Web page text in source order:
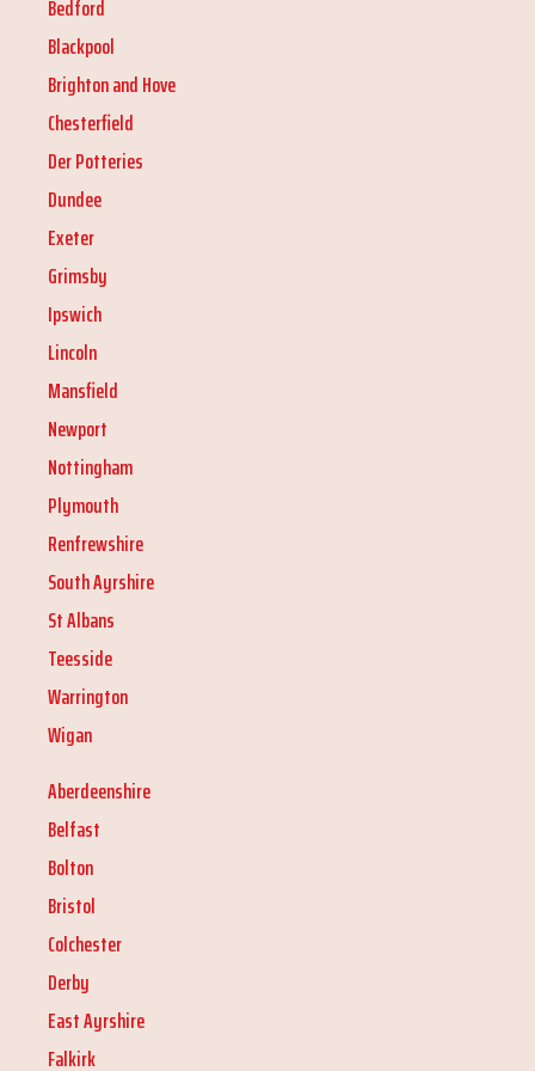
Bedford
Blackpool
Brighton and Hove
Chesterfield
Der Potteries
Dundee
Exeter
Grimsby
Ipswich
Lincoln
Mansfield
Newport
Nottingham
Plymouth
Renfrewshire
South Ayrshire
St Albans
Teesside
Warrington
Wigan
Aberdeenshire
Belfast
Bolton
Bristol
Colchester
Derby
East Ayrshire
Falkirk